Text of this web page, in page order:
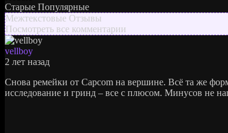
Старые Популярные
Межтекстовые Отзывы
Посмотреть все комментарии
vellboy
2 лет назад
Снова ремейки от Capcom на вершине. Всё та же
исследование и гринд – все с плюсом. Минусов не